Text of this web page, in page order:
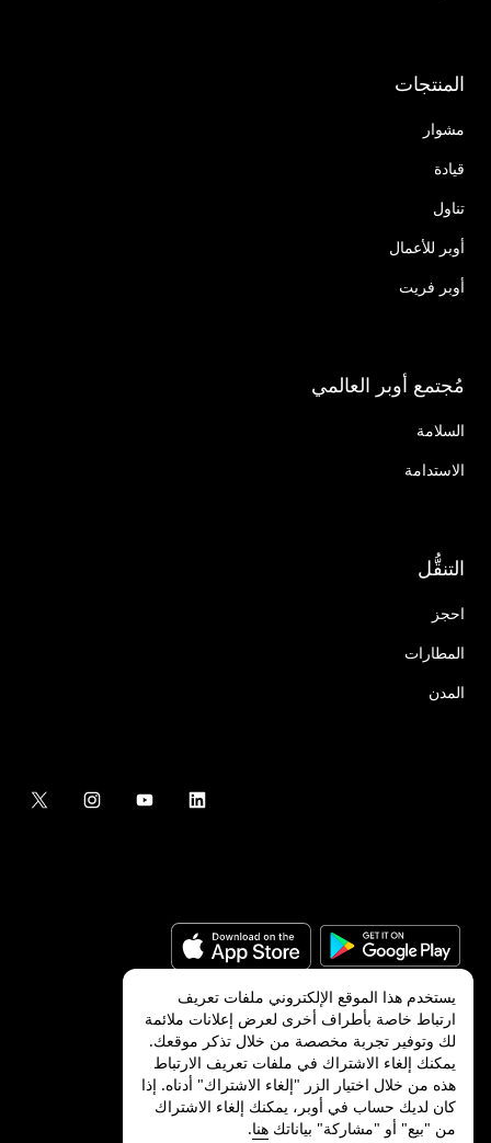
المنتجات
مشوار
قيادة
تناول
أوبر للأعمال
أوبر فريت
مُجتمع أوبر العالمي
السلامة
الاستدامة
التنقُّل
احجز
المطارات
المدن
©
2026شركة Uber Technologies, Inc.‎
يستخدم هذا الموقع الإلكتروني ملفات تعريف
ارتباط خاصة بأطراف أخرى لعرض إعلانات ملائمة
لك وتوفير تجربة مخصصة من خلال تذكر موقعك.
يمكنك إلغاء الاشتراك في ملفات تعريف الارتباط
هذه من خلال اختيار الزر "إلغاء الاشتراك" أدناه. إذا
كان لديك حساب في أوبر، يمكنك إلغاء الاشتراك
من "بيع" أو "مشاركة" بياناتك هنا.